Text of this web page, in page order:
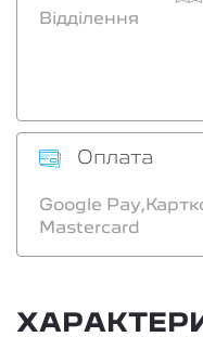
Відділення
Оплата
Google Pay,
Mastercard